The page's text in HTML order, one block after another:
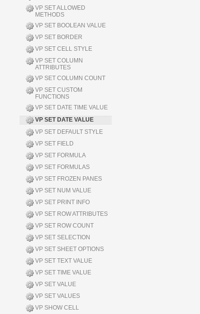
VP SET ALLOWED
METHODS
VP SET BOOLEAN VALUE
VP SET BORDER
VP SET CELL STYLE
VP SET COLUMN
ATTRIBUTES
VP SET COLUMN COUNT
VP SET CUSTOM
FUNCTIONS
VP SET DATE TIME VALUE
VP SET DATE VALUE
VP SET DEFAULT STYLE
VP SET FIELD
VP SET FORMULA
VP SET FORMULAS
VP SET FROZEN PANES
VP SET NUM VALUE
VP SET PRINT INFO
VP SET ROW ATTRIBUTES
VP SET ROW COUNT
VP SET SELECTION
VP SET SHEET OPTIONS
VP SET TEXT VALUE
VP SET TIME VALUE
VP SET VALUE
VP SET VALUES
VP SHOW CELL